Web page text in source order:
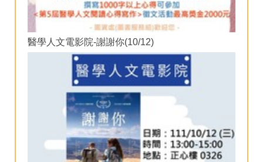
醫學人文電影院-謝謝你(10/12)